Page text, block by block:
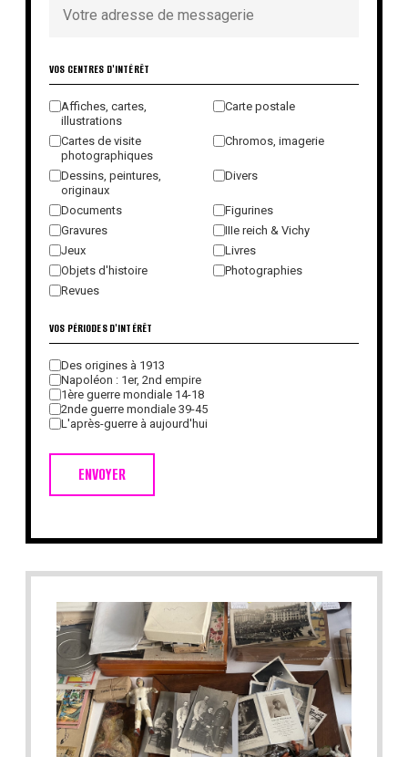
VOS CENTRES D'INTÉRÊT
Affiches, cartes,
illustrations
Carte postale
Cartes de visite
photographiques
Chromos, imagerie
Dessins, peintures,
originaux
Divers
Documents
Figurines
Gravures
IIIe reich & Vichy
Jeux
Livres
Objets d'histoire
Photographies
Revues
ENVOYER
VOS PÉRIODES D'INTÉRÊT
Des origines à 1913
Napoléon : 1er, 2nd empire
1ère guerre mondiale 14-18
2nde guerre mondiale 39-45
L'après-guerre à aujourd'hui